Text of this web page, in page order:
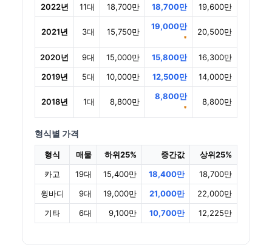
2022년 11대 18,700만 18,700만 19,600만
2021년 3대 15,750만
19,000만
*
20,500만
2020년 9대 15,000만 15,800만
16,300만
2019년
5대 10,000만 12,500만 14,000만
2018년 1대 8,800만
8,800만
*
8,800만
형식별 가격
형식 매물 하위25% 중간값
상위25%
카고
19대 15,400만 18,400만
18,700만
윙바디
9대 19,000만 21,000만
22,000만
기타
6대 9,100만 10,700만 12,225만